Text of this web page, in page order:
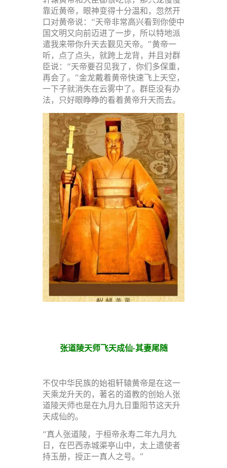
靠近黄帝，眼神变得十分温和，忽然开
口对黄帝说：“天帝非常高兴看到你使中
国文明又向前迈进了一步，所以特地派
遣我来带你升天去觐见天帝。”黄帝一
听，点了点头，就跨上龙背，并且对群
臣说：“天帝要召见我了，你们多保重，
再会了。”金龙戴着黄帝快速飞上天空，
一下子就消失在云雾中了。群臣没有办
法，只好眼睁睁的看着黄帝升天而去。
张道陵天师飞天成仙·其妻尾随
不仅中华民族的始祖轩辕黄帝是在这一
天乘龙升天的，著名的道教的创始人张
道陵天师也是在九月九日重阳节这天升
天成仙的。
“真人张道陵，于桓帝永寿二年九月九
日，在巴西赤城渠亭山中，太上遗使者
持玉册，授正一真人之号。”